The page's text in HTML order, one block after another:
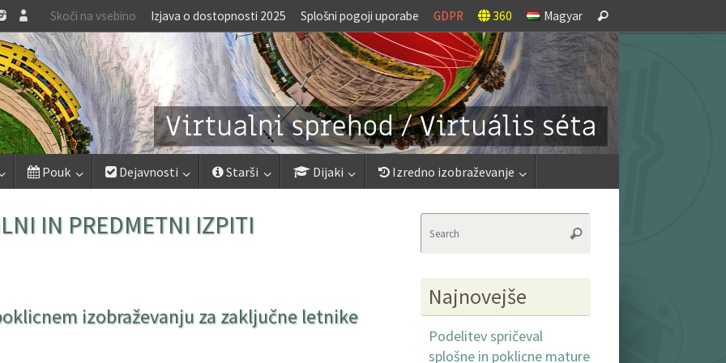
Skoči na vsebino Izjava o dostopnosti 2025 Splošni pogoji uporabe GDPR 360 Magyar
for:
Search
Pouk Dejavnosti Starši Dijaki Izredno izobraževanje
IN PREDMETNI IZPITI
izobraževanju za zaključne letnike
Search
Najnovejše
Podelitev spričeval
splošne in poklicne mature